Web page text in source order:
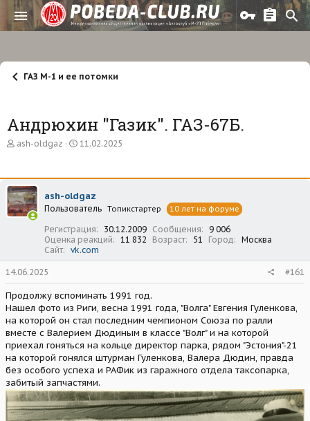
ГАЗ М-1 и ее потомки
Андрюхин "Газик". ГАЗ-67Б.
А
о
р
т
е
ash-oldgaz
Д
а
а
ч
л
а
11.02.2025
ash-oldgaz
Пользователь Топикстартер 10 лет на форуме
Регистрация 30.12.2009 Сообщения
9 006
Оценка реакций
11 832 Возраст 51 Город
Москва
Сайт
vk.com
14.06.2025 #161
Продолжу вспоминать 1991 год.
Нашел фото из Риги, весна 1991 года, "Волга" Евгения Гуленкова,
на которой он стал последним чемпионом Союза по ралли
вместе с Валерием Дюдиным в классе "Волг" и на которой
приехал гоняться на кольце директор парка, рядом "Эстония"-21
на которой гонялся штурман Гуленкова, Валера Дюдин, правда
без особого успеха и РАФик из гаражного отдела таксопарка,
забитый запчастями.